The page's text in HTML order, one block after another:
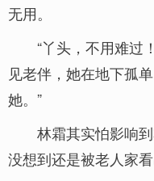
无用。
“丫头，不用难过
见老伴，她在地下孤
她。”
林霜其实怕影响
没想到还是被老人家看